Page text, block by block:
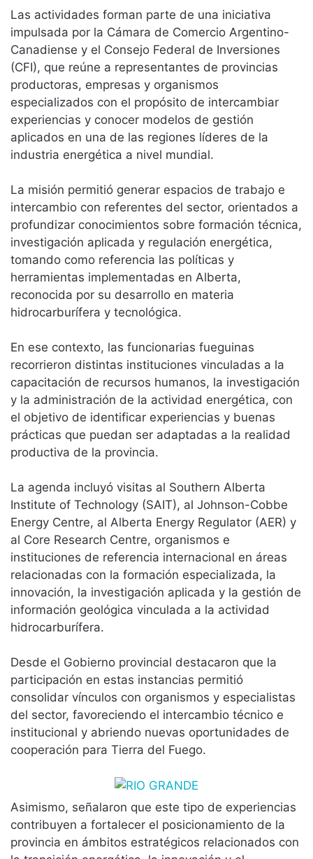
Las actividades forman parte de una iniciativa
impulsada por la Cámara de Comercio Argentino-
Canadiense y el Consejo Federal de Inversiones
(CFI), que reúne a representantes de provincias
productoras, empresas y organismos
especializados con el propósito de intercambiar
experiencias y conocer modelos de gestión
aplicados en una de las regiones líderes de la
industria energética a nivel mundial.
La misión permitió generar espacios de trabajo e
intercambio con referentes del sector, orientados a
profundizar conocimientos sobre formación técnica,
investigación aplicada y regulación energética,
tomando como referencia las políticas y
herramientas implementadas en Alberta,
reconocida por su desarrollo en materia
hidrocarburífera y tecnológica.
En ese contexto, las funcionarias fueguinas
recorrieron distintas instituciones vinculadas a la
capacitación de recursos humanos, la investigación
y la administración de la actividad energética, con
el objetivo de identificar experiencias y buenas
prácticas que puedan ser adaptadas a la realidad
productiva de la provincia.
La agenda incluyó visitas al Southern Alberta
Institute of Technology (SAIT), al Johnson-Cobbe
Energy Centre, al Alberta Energy Regulator (AER) y
al Core Research Centre, organismos e
instituciones de referencia internacional en áreas
relacionadas con la formación especializada, la
innovación, la investigación aplicada y la gestión de
información geológica vinculada a la actividad
hidrocarburífera.
Desde el Gobierno provincial destacaron que la
participación en estas instancias permitió
consolidar vínculos con organismos y especialistas
del sector, favoreciendo el intercambio técnico e
institucional y abriendo nuevas oportunidades de
cooperación para Tierra del Fuego.
Asimismo, señalaron que este tipo de experiencias
contribuyen a fortalecer el posicionamiento de la
provincia en ámbitos estratégicos relacionados con